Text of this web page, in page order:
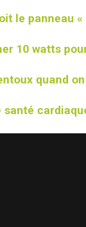
le panneau «
10 watts
quand
santé